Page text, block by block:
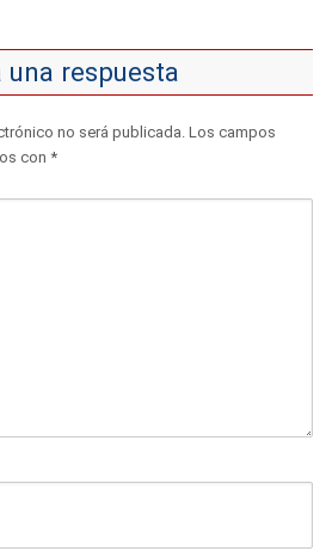
una respuesta
no será publicada. Los campos
con *